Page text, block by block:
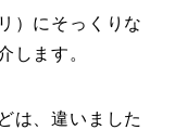
）にそっくりな
します。
は、違いました